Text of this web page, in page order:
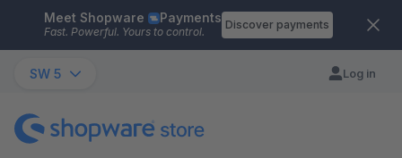
Skip to main content
Meet Shopware Payments
Fast. Powerful. Yours to control.
Discover payments
SW 5 Log in